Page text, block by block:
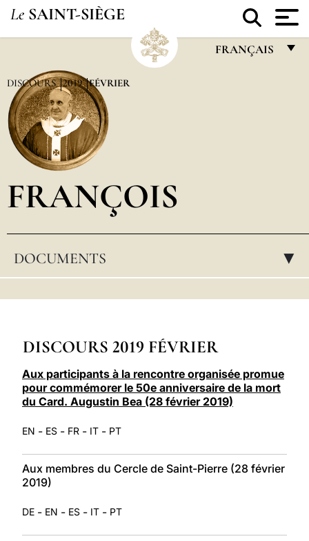
Le SAINT-SIÈGE
FRANÇAIS
POLSKI
DISCOURS 2019 FÉVRIER
FRANÇOIS
DOCUMENTS ▸
DISCOURS 2019 FÉVRIER
Aux participants à la rencontre organisée promue
pour commémorer le 50e anniversaire de la mort
du Card. Augustin Bea (28 février 2019)
EN - ES - FR - IT - PT
Aux membres du Cercle de Saint-Pierre (28 février
2019)
DE - EN - ES - IT - PT